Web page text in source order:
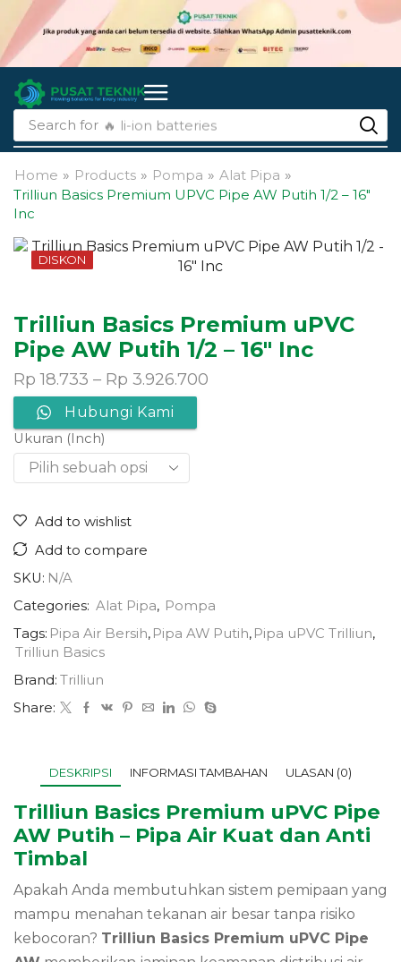
Search for 🔥 li-ion batteries
Home » Products » Pompa » Alat Pipa »
Trilliun Basics Premium UPVC Pipe AW Putih 1/2 – 16″
Inc
DISKON
Trilliun Basics Premium uPVC
Pipe AW Putih 1/2 – 16″ Inc
Rp 18.733 – Rp 3.926.700
Hubungi Kami
Ukuran (Inch)
Add to wishlist
Add to compare
SKU: N/A
Categories: Alat Pipa, Pompa
Tags: Pipa Air Bersih, Pipa AW Putih, Pipa uPVC Trilliun,
Trilliun Basics
Brand: Trilliun
Share:
DESKRIPSI INFORMASI TAMBAHAN ULASAN (0)
Trilliun Basics Premium uPVC Pipe
AW Putih – Pipa Air Kuat dan Anti
Timbal
Apakah Anda membutuhkan sistem pemipaan yang
mampu menahan tekanan air besar tanpa risiko
kebocoran? Trilliun Basics Premium uPVC Pipe